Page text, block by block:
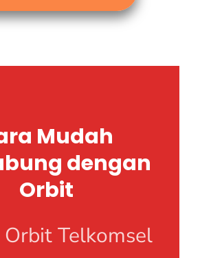
Mudah
dengan
Orbit
Orbit Telkomsel